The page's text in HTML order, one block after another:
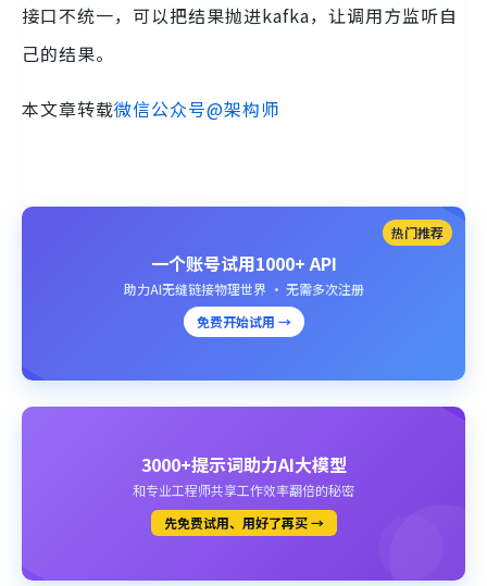
接口不统一，可以把结果抛进kafka，让调用方监听自
己的结果。
本文章转载微信公众号@架构师
热门推荐
一个账号试用1000+ API
助力AI无缝链接物理世界 · 无需多次注册
免费开始试用 →
3000+提示词助力AI大模型
和专业工程师共享工作效率翻倍的秘密
先免费试用、用好了再买 →